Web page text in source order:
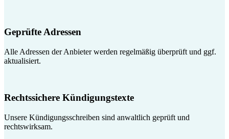
Geprüfte Adressen
Alle Adressen der Anbieter werden regelmäßig überprüft und ggf.
aktualisiert.
Rechtssichere Kündigungstexte
Unsere Kündigungsschreiben sind anwaltlich geprüft und
rechtswirksam.